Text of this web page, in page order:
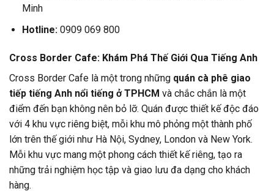
Minh
Hotline:0909 069 800
Cross Border Cafe: Khám Phá Thế Giới Qua Tiếng Anh
Cross Border Cafe là một trong những quán cà phê giao
tiếp tiếng Anh nổi tiếng ở TPHCM và chắc chắn là một
điểm đến bạn không nên bỏ lỡ. Quán được thiết kế độc đáo
với 4 khu vực riêng biệt, mỗi khu mô phỏng một thành phố
lớn trên thế giới như Hà Nội, Sydney, London và New York.
Mỗi khu vực mang một phong cách thiết kế riêng, tạo ra
những trải nghiệm học tập và giao lưu đa dạng cho khách
hàng.